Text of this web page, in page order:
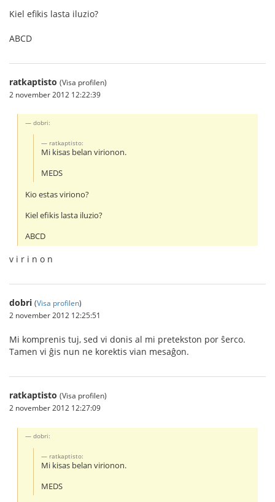
Kiel efikis lasta iluzio?
ABCD
ratkaptisto (Visa profilen)
2 november 2012 12:22:39
dobri:
ratkaptisto:
Mi kisas belan virionon.
MEDS
Kio estas viriono?
Kiel efikis lasta iluzio?
ABCD
v i r i n o n
dobri (Visa profilen)
2 november 2012 12:25:51
Mi komprenis tuj, sed vi donis al mi pretekston por ŝerco.
Tamen vi ĝis nun ne korektis vian mesaĝon.
ratkaptisto (Visa profilen)
2 november 2012 12:27:09
dobri:
ratkaptisto:
Mi kisas belan virionon.
MEDS